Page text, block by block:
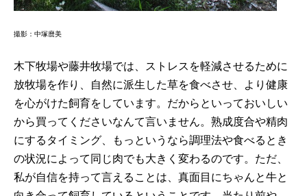
撮影：中塚麿美
木下牧場や藤井牧場では、ストレスを軽減させるために
放牧場を作り、自然に派生した草を食べさせ、より健康
を心がけた飼育をしています。だからといっておいしい
から買ってくださいなんて言いません。熟成度合や精肉
にするタイミング、もっというなら調理法や食べるとき
の状況によって同じ肉でも大きく変わるのです。ただ、
私が自信を持って言えることは、真面目にちゃんと牛と